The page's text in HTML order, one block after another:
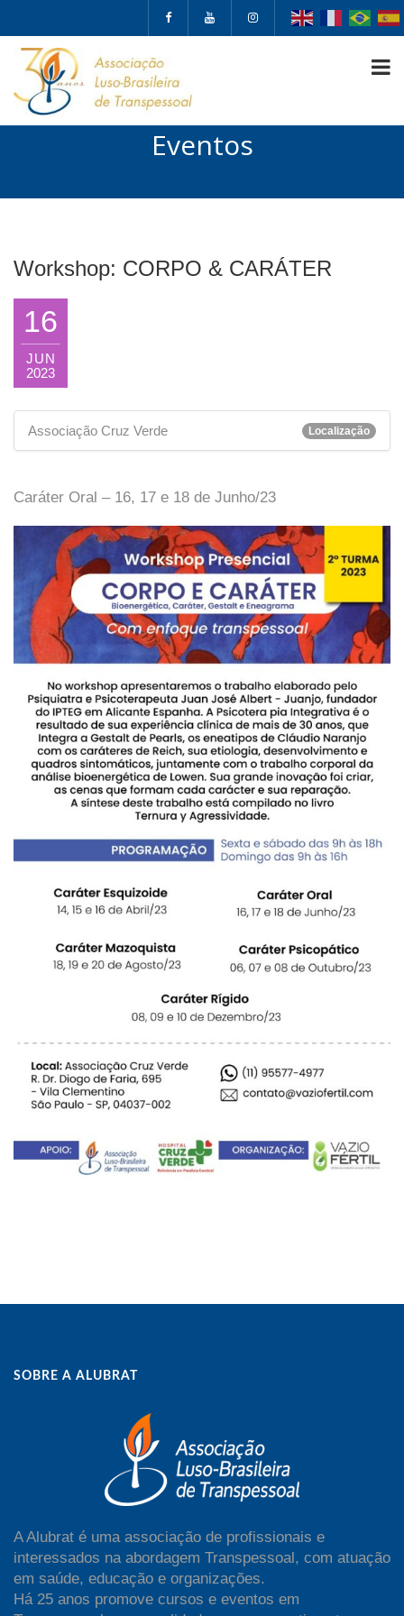
Eventos
Workshop: CORPO & CARÁTER
16
JUN
2023
Associação Cruz Verde Localização
Caráter Oral – 16, 17 e 18 de Junho/23
SOBRE A ALUBRAT
A Alubrat é uma associação de profissionais e
interessados na abordagem Transpessoal, com atuação
em saúde, educação e organizações.
Há 25 anos promove cursos e eventos em